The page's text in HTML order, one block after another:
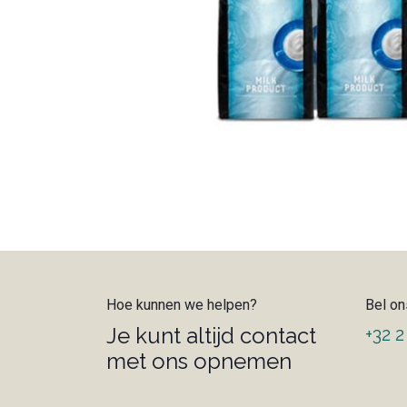
Hoe kunnen we helpen?
Je kunt altijd contact
met ons opnemen
Bel
+32